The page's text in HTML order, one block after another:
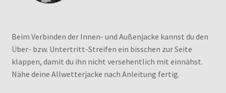
Beim Verbinden der Innen- und Außenjacke kannst du den
Über- bzw. Untertritt-Streifen ein bisschen zur Seite
klappen, damit du ihn nicht versehentlich mit einnähst.
Nähe deine Allwetterjacke nach Anleitung fertig.